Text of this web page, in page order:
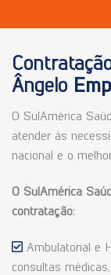
Ângelo
O SulAmérica
atender às
nacional e o
O SulAmérica
contratação:
Ambulatorial e
consultas